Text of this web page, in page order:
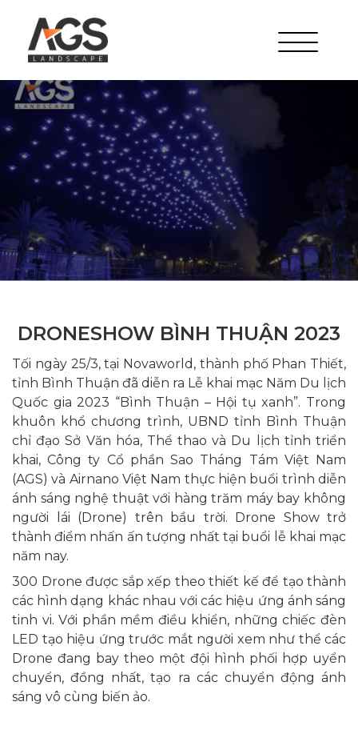
DRONESHOW BÌNH THUẬN 2023
Tối ngày 25/3, tại Novaworld, thành phố Phan Thiết,
tỉnh Bình Thuận đã diễn ra Lễ khai mạc Năm Du lịch
Quốc gia 2023 “Bình Thuận – Hội tụ xanh”. Trong
khuôn khổ chương trình, UBND tỉnh Bình Thuận
chỉ đạo Sở Văn hóa, Thể thao và Du lịch tỉnh triển
khai, Công ty Cổ phần Sao Tháng Tám Việt Nam
(AGS) và Airnano Việt Nam thực hiện buổi trình diễn
ánh sáng nghệ thuật với hàng trăm máy bay không
người lái (Drone) trên bầu trời. Drone Show trở
thành điểm nhấn ấn tượng nhất tại buổi lễ khai mạc
năm nay.
300 Drone được sắp xếp theo thiết kế để tạo thành
các hình dạng khác nhau với các hiệu ứng ánh sáng
tinh vi. Với phần mềm điều khiển, những chiếc đèn
LED tạo hiệu ứng trước mắt người xem như thể các
Drone đang bay theo một đội hình phối hợp uyển
chuyển, đồng nhất, tạo ra các chuyển động ánh
sáng vô cùng biến ảo.